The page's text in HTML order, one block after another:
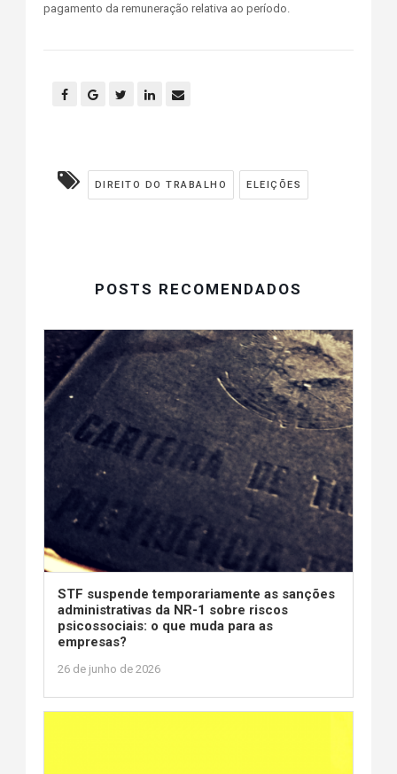
pagamento da remuneração relativa ao período.
DIREITO DO TRABALHO ELEIÇÕES
POSTS RECOMENDADOS
STF suspende temporariamente as sanções
administrativas da NR-1 sobre riscos
psicossociais: o que muda para as
empresas?
26 de junho de 2026